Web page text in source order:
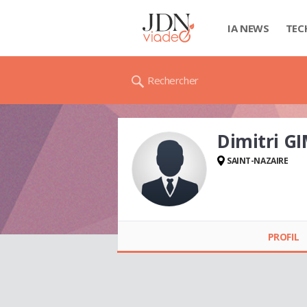
IA NEWS
Rechercher
Dimitri
SAINT-NAZAIRE
PROFIL